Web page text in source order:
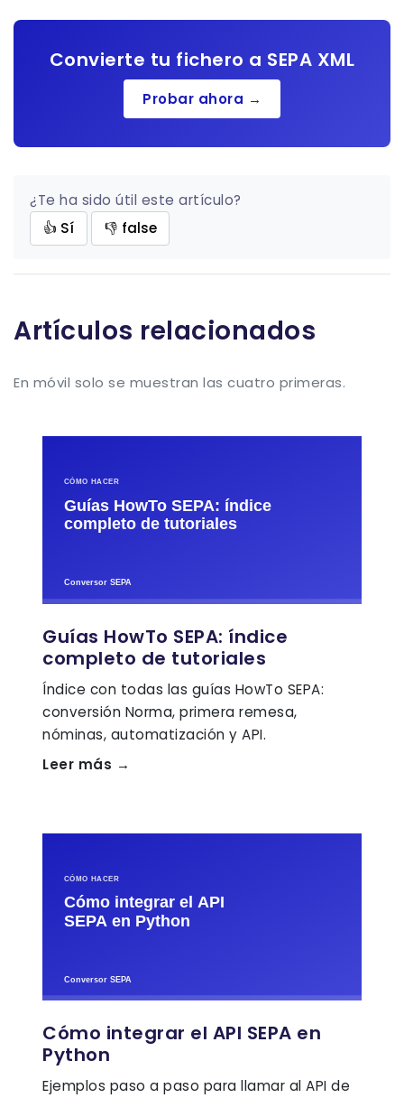
Convierte tu fichero a SEPA XML
Probar ahora →
¿Te ha sido útil este artículo?
👍 Sí
👎 false
Artículos relacionados
En móvil solo se muestran las cuatro primeras.
Guías HowTo SEPA: índice
completo de tutoriales
Índice con todas las guías HowTo SEPA:
conversión Norma, primera remesa,
nóminas, automatización y API.
Leer más →
Cómo integrar el API SEPA en
Python
Ejemplos paso a paso para llamar al API de